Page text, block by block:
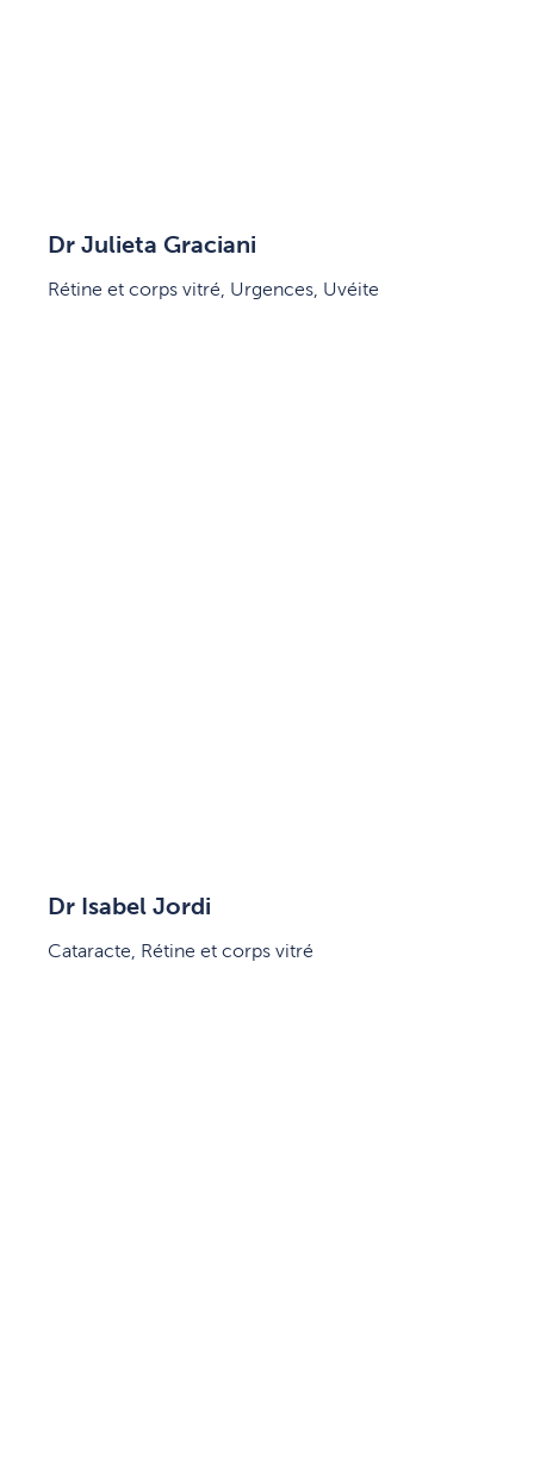
Dr Julieta Graciani
Rétine et corps vitré, Urgences, Uvéite
Dr Isabel Jordi
Cataracte, Rétine et corps vitré